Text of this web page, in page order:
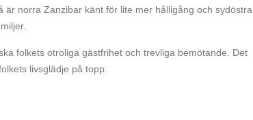
norra Zanzibar känt för lite mer hålligång och sydöstra
folkets otroliga gästfrihet och trevliga bemötande. Det
livsglädje på topp.